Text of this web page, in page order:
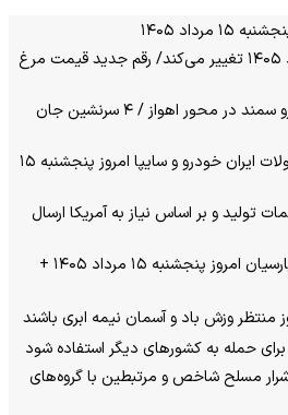
۱۴۰۵
قیمت مرغ از نیمه مرداد ۱۴۰۵ تغییر می‌کند/ رقم جدید قیمت مرغ
تصادف رخ به رخ ۲ خودرو سمند در محور اهواز / ۴ سرنشین جان
قیمت جدید انواع محصولات ایران خودرو و سایپا امروز پنجشنبه ۱۵
تولید و بر اساس نیاز به آمریکا ارسال
قیمت جدید انواع سکه پارسیان امروز پنجشنبه ۱۵ مرداد ۱۴۰۵ +
منتظر وزش باد و آسمان نیمه ابری باشند
برای حمله به کشورهای دیگر استفاده شود
۸ نفر از اشرار مسلح شاخص و مرتبطین با گروه‌های